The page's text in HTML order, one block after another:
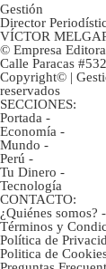
Gestión
Director
VÍCTOR
© Empresa
Calle Paracas
Copyright© |
reservados
SECCIONES:
Portada -
Economía -
Mundo -
Perú -
Tu Dinero -
Tecnología
CONTACTO:
¿Quiénes somos? -
Términos y
Política de
Politica de